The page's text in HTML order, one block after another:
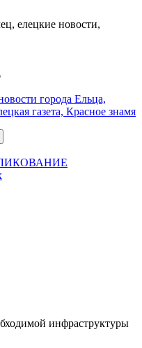
елецкие новости,
города Ельца,
газета, Красное знамя
инфраструктуры